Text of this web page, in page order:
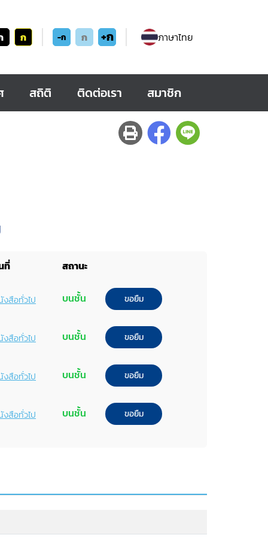
ก -ก ก +ก ภาษาไทย
สถิติ ติดต่อเรา สมาชิก
ที่ สถานะ
สือทั่วไป บนชั้น ขอยืม
สือทั่วไป บนชั้น ขอยืม
สือทั่วไป บนชั้น ขอยืม
สือทั่วไป บนชั้น ขอยืม